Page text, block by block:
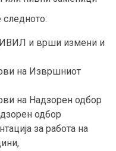
и врши измени и
на Извршниот
на Надзорен одбор
одбор
за работа на